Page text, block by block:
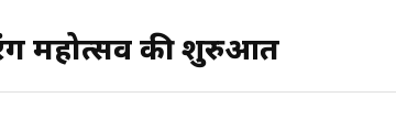
महोत्सव की शुरुआत